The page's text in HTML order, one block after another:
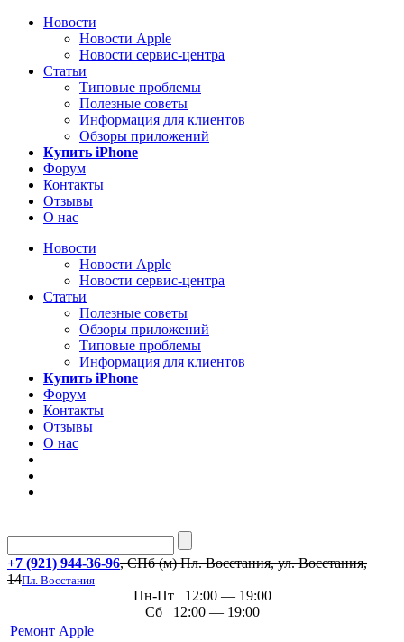
Новости
Новости Apple
Новости сервис-центра
Статьи
Типовые проблемы
Полезные советы
Информация для клиентов
Обзоры приложений
Купить iPhone
Форум
Контакты
Отзывы
О нас
Новости
Новости Apple
Новости сервис-центра
Статьи
Полезные советы
Обзоры приложений
Типовые проблемы
Информация для клиентов
Купить iPhone
Форум
Контакты
Отзывы
О нас
+7 (921) 944-36-96, СПб (м) Пл. Восстания, ул. Восстания,
14Пл. Восстания
Пн-Пт 12:00 — 19:00
Сб 12:00 — 19:00
Ремонт Apple